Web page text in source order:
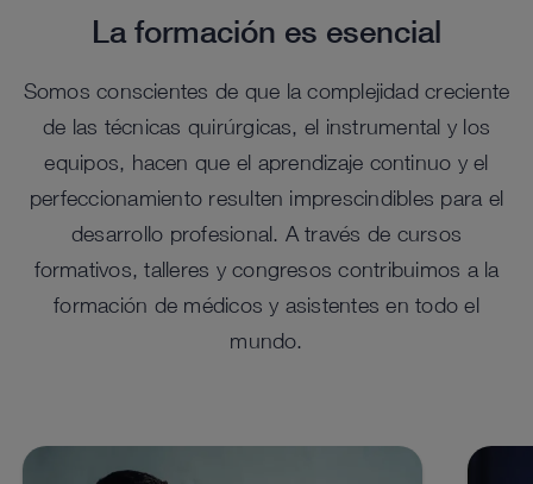
Trocares EASYGO! II
tamaños que funcionan como puerto de acceso y se
encajan a presión en el brazo de sujeción.
Mejor
UNIDRIVE SELECT en cirugía
endoscópica percutánea de la columna vertebral.
La formación es esencial
Somos conscientes de que la complejidad creciente
de las técnicas quirúrgicas, el instrumental y los
equipos, hacen que el aprendizaje continuo y el
perfeccionamiento resulten imprescindibles para el
desarrollo profesional. A través de cursos
formativos, talleres y congresos contribuimos a la
formación de médicos y asistentes en todo el
mundo.